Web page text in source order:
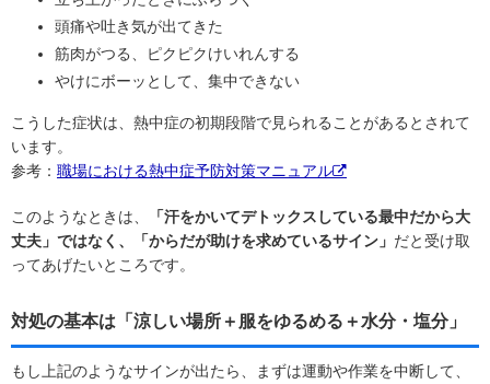
頭痛や吐き気が出てきた
筋肉がつる、ピクピクけいれんする
やけにボーッとして、集中できない
こうした症状は、熱中症の初期段階で見られることがあるとされて
います。
参考： 職場における熱中症予防対策マニュアル
このようなときは、
「汗をかいてデトックスしている最中だから大
丈夫」ではなく、「からだが助けを求めているサイン」 だと受け取
ってあげたいところです。
対処の基本は「涼しい場所＋服をゆるめる＋水分・塩分」
もし上記のようなサインが出たら、まずは運動や作業を中断して、